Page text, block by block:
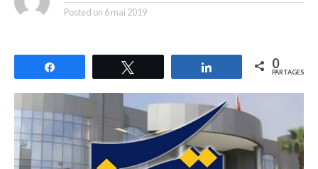
Posted on 6 mai 2019
Partagez 0
PARTAGES